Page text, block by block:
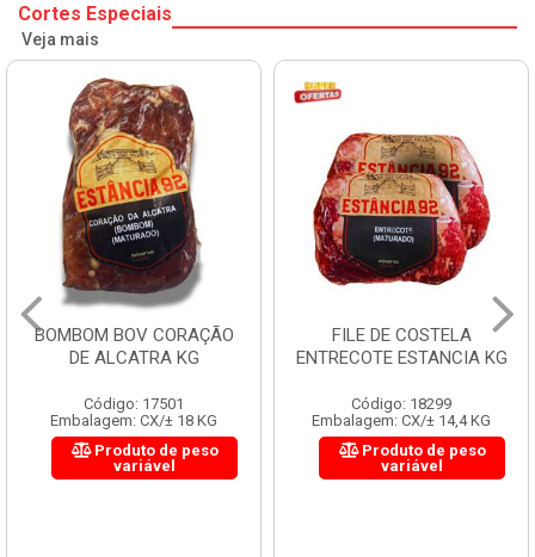
Cortes Especiais
Veja mais
BOMBOM BOV CORAÇÃO
DE ALCATRA KG
Código: 17501
Embalagem: CX/± 18 KG
Produto de peso
variável
FILE DE COSTELA
ENTRECOTE ESTANCIA KG
Código: 18299
Embalagem: CX/± 14,4 KG
Produto de peso
variável